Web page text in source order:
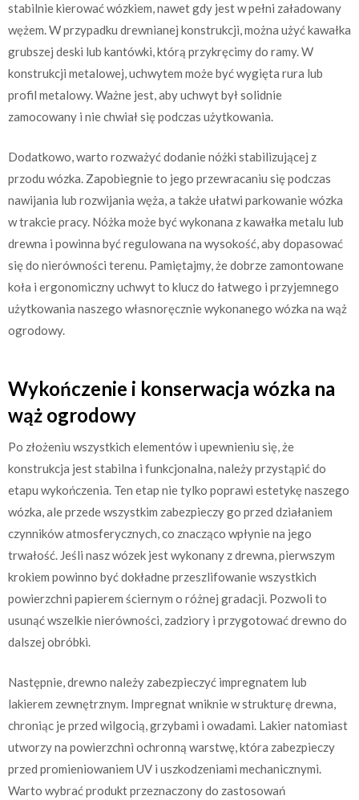
stabilnie kierować wózkiem, nawet gdy jest w pełni załadowany
wężem. W przypadku drewnianej konstrukcji, można użyć kawałka
grubszej deski lub kantówki, którą przykręcimy do ramy. W
konstrukcji metalowej, uchwytem może być wygięta rura lub
profil metalowy. Ważne jest, aby uchwyt był solidnie
zamocowany i nie chwiał się podczas użytkowania.
Dodatkowo, warto rozważyć dodanie nóżki stabilizującej z
przodu wózka. Zapobiegnie to jego przewracaniu się podczas
nawijania lub rozwijania węża, a także ułatwi parkowanie wózka
w trakcie pracy. Nóżka może być wykonana z kawałka metalu lub
drewna i powinna być regulowana na wysokość, aby dopasować
się do nierówności terenu. Pamiętajmy, że dobrze zamontowane
koła i ergonomiczny uchwyt to klucz do łatwego i przyjemnego
użytkowania naszego własnoręcznie wykonanego wózka na wąż
ogrodowy.
Wykończenie i konserwacja wózka na
wąż ogrodowy
Po złożeniu wszystkich elementów i upewnieniu się, że
konstrukcja jest stabilna i funkcjonalna, należy przystąpić do
etapu wykończenia. Ten etap nie tylko poprawi estetykę naszego
wózka, ale przede wszystkim zabezpieczy go przed działaniem
czynników atmosferycznych, co znacząco wpłynie na jego
trwałość. Jeśli nasz wózek jest wykonany z drewna, pierwszym
krokiem powinno być dokładne przeszlifowanie wszystkich
powierzchni papierem ściernym o różnej gradacji. Pozwoli to
usunąć wszelkie nierówności, zadziory i przygotować drewno do
dalszej obróbki.
Następnie, drewno należy zabezpieczyć impregnatem lub
lakierem zewnętrznym. Impregnat wniknie w strukturę drewna,
chroniąc je przed wilgocią, grzybami i owadami. Lakier natomiast
utworzy na powierzchni ochronną warstwę, która zabezpieczy
przed promieniowaniem UV i uszkodzeniami mechanicznymi.
Warto wybrać produkt przeznaczony do zastosowań